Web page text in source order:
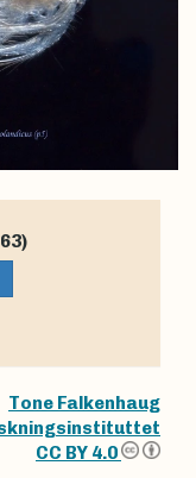
Tone Falkenhaug
CC BY 4.0